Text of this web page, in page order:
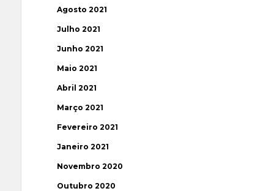
Agosto 2021
Julho 2021
Junho 2021
Maio 2021
Abril 2021
Março 2021
Fevereiro 2021
Janeiro 2021
Novembro 2020
Outubro 2020